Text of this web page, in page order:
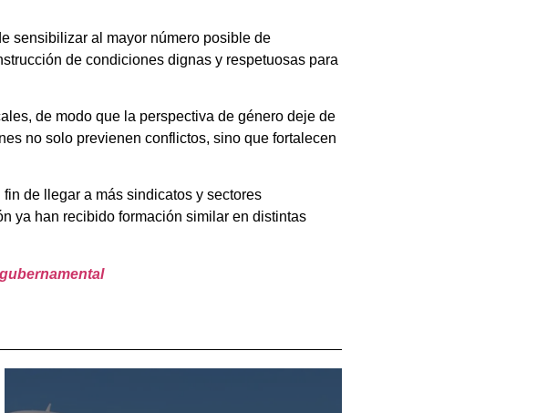
sensibilizar al mayor número posible de
de condiciones dignas y respetuosas para
de modo que la perspectiva de género deje de
no solo previenen conflictos, sino que fortalecen
de llegar a más sindicatos y sectores
ya han recibido formación similar en distintas